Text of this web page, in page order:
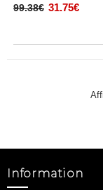
99.38€ 31.75€
Information